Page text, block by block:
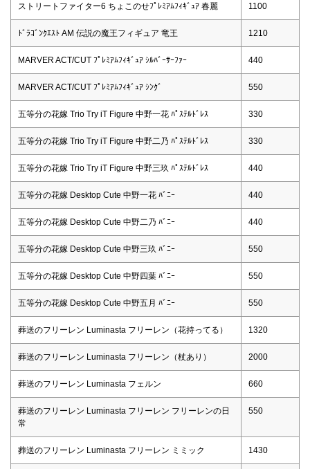
ストリートファイター6 ちょこのせﾌﾟﾚﾐｱﾑﾌｨｷﾞｭｱ 春麗 1100
ﾄﾞﾗｺﾞﾝｸｴｽﾄ AM 伝説の魔王フィギュア 竜王 1210
MARVER ACT/CUT ﾌﾟﾚﾐｱﾑﾌｨｷﾞｭｱ ｼﾙﾊﾞｰｻｰﾌｧｰ 440
MARVER ACT/CUT ﾌﾟﾚﾐｱﾑﾌｨｷﾞｭｱ ｼﾝｸﾞ 550
五等分の花嫁 Trio Try iT Figure 中野一花 ﾊﾟｽﾃﾙﾄﾞﾚｽ 330
五等分の花嫁 Trio Try iT Figure 中野二乃 ﾊﾟｽﾃﾙﾄﾞﾚｽ 330
五等分の花嫁 Trio Try iT Figure 中野三玖 ﾊﾟｽﾃﾙﾄﾞﾚｽ 440
五等分の花嫁 Desktop Cute 中野一花 ﾊﾞﾆｰ 440
五等分の花嫁 Desktop Cute 中野二乃 ﾊﾞﾆｰ 440
五等分の花嫁 Desktop Cute 中野三玖 ﾊﾞﾆｰ 550
五等分の花嫁 Desktop Cute 中野四葉 ﾊﾞﾆｰ 550
五等分の花嫁 Desktop Cute 中野五月 ﾊﾞﾆｰ 550
葬送のフリーレン Luminasta フリーレン（花持ってる） 1320
葬送のフリーレン Luminasta フリーレン（杖あり） 2000
葬送のフリーレン Luminasta フェルン 660
葬送のフリーレン Luminasta フリーレン フリーレンの日
常
550
葬送のフリーレン Luminasta フリーレン ミミック 1430